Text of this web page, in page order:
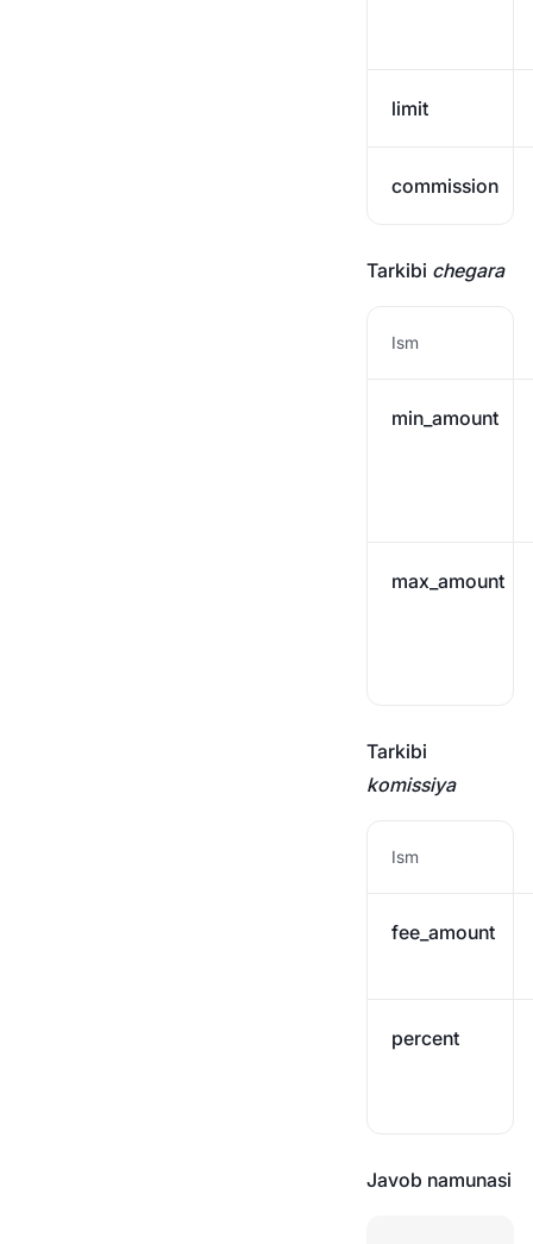
limit
commission
Tarkibi chegara
Ism
min_amount
max_amount
Tarkibi
komissiya
Ism
fee_amount
percent
Javob namunasi